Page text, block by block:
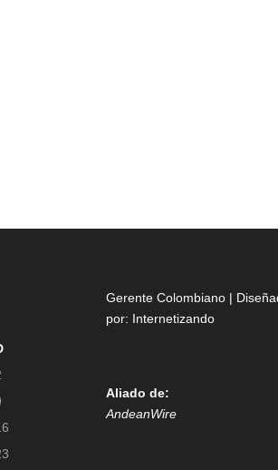
Gerente Colombiano |
por: Internetizando
Aliado de:
AndeanWire